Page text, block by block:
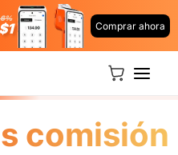
Carrito
Comprar ahora
comisión